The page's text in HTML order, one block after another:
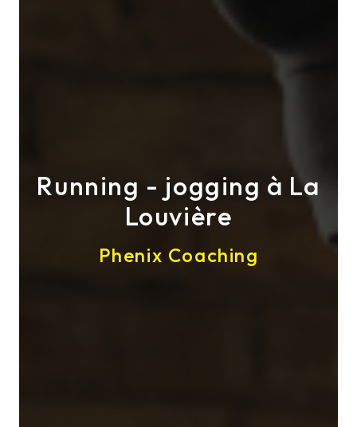
Running - jogging à La
Louvière
Phenix Coaching